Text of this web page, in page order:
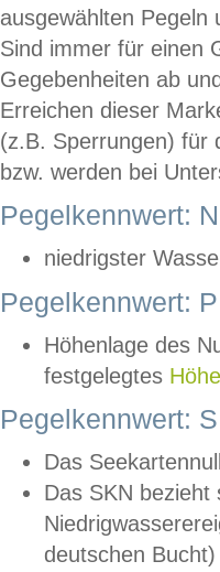
ausgewählten
Sind immer für einen
Gegebenheiten ab
Erreichen dieser
(z.B. Sperrungen) für
bzw. werden bei
Pegelkennwert:
niedrigster
Pegelkennwert:
Höhenlage des
festgelegtes
Pegelkennwert:
Das
Das SKN
deutschen